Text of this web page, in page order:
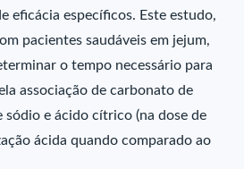
eficácia específicos. Este estudo,
pacientes saudáveis em jejum,
o tempo necessário para
associação de carbonato de
e ácido cítrico (na dose de
ácida quando comparado ao